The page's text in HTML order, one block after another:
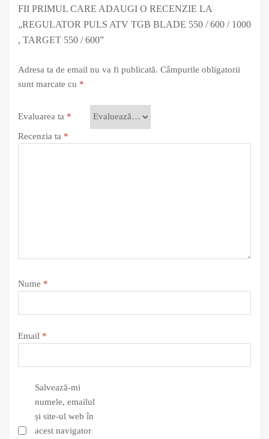
FII PRIMUL CARE ADAUGI O RECENZIE LA
„REGULATOR PULS ATV TGB BLADE 550 / 600 / 1000
, TARGET 550 / 600”
Adresa ta de email nu va fi publicată. Câmpurile obligatorii
sunt marcate cu *
Evaluarea ta *
Recenzia ta *
Nume *
Email *
Salvează-mi
numele, emailul
și site-ul web în
acest navigator